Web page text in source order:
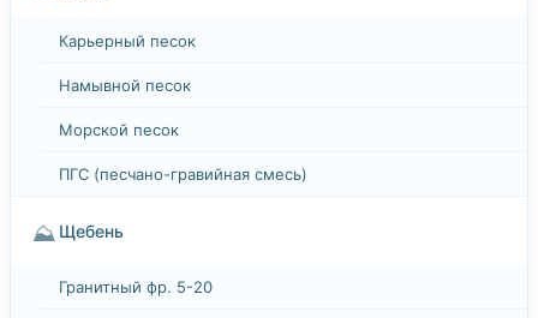
Карьерный песок
Намывной песок
Морской песок
ПГС (песчано-гравийная смесь)
⛰️ Щебень
Гранитный фр. 5-20